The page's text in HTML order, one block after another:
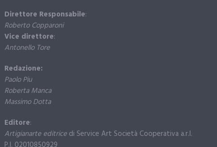
Direttore Responsabile:
Roberto Copparoni
Vice direttore:
Antonello Tore
Redazione:
Paolo Piu
Roberta Manca
Massimo Dotta
Editore:
Artigianarte editricedi Service Art Società Cooperativa a.r.l.